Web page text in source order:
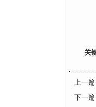
关
上一篇
下一篇